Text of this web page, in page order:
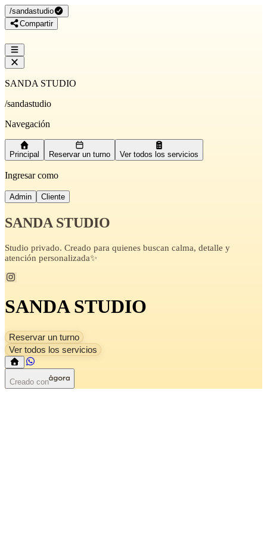
/sandastudio
Compartir
SANDA STUDIO
/sandastudio
Navegación
Principal Reservar un turno Ver todos los servicios
Ingresar como
Admin Cliente
SANDA STUDIO
Studio privado. Creado para quienes buscan calma, detalle y
atención personalizada✨
SANDA STUDIO
Reservar un turno
Ver todos los servicios
Creado con